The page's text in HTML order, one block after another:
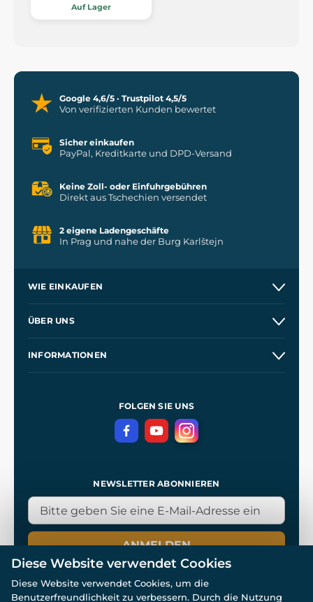
Auf Lager
Google 4,6/5 · Trustpilot 4,5/5
Von verifizierten Kunden bewertet
Sicher einkaufen
PayPal, Kreditkarte und DPD-Versand
Keine Zoll- oder Einfuhrgebühren
Direkt aus Tschechien versendet
2 eigene Ladengeschäfte
In Prag und nahe der Burg Karlštejn
WIE EINKAUFEN
Kontakt
ÜBER UNS
INFORMATIONEN
DatenschutzerklärungFOLGEN SIE UNS
NEWSLETTER ABONNIEREN
ANMELDEN
Diese Website verwendet Cookies
Diese Website verwendet Cookies, um die
Benutzerfreundlichkeit zu verbessern. Durch die Nutzung